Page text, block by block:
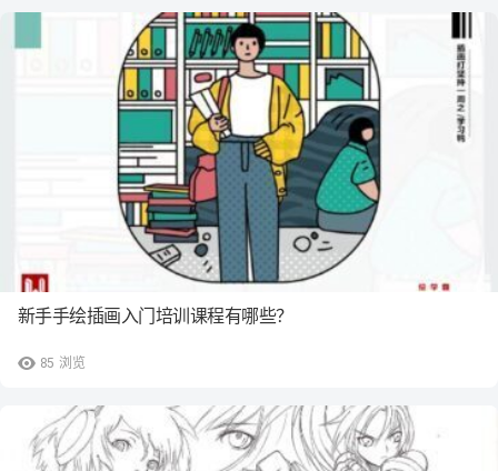
85 浏览
新手手绘插画入门培训课程有哪些？